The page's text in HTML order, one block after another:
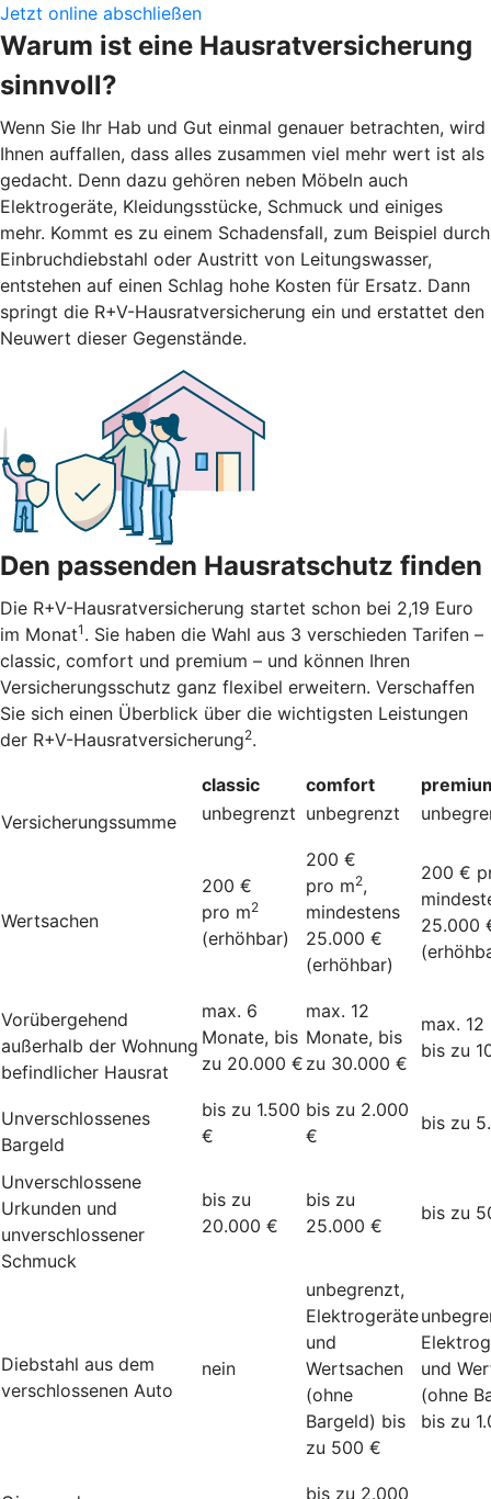
Jetzt online abschließen
Warum ist eine Hausratversicherung
sinnvoll?
Wenn Sie Ihr Hab und Gut einmal genauer betrachten, wird
Ihnen auffallen, dass alles zusammen viel mehr wert ist als
gedacht. Denn dazu gehören neben Möbeln auch
Elektrogeräte, Kleidungsstücke, Schmuck und einiges
mehr. Kommt es zu einem Schadensfall, zum Beispiel durch
Einbruchdiebstahl oder Austritt von Leitungswasser,
entstehen auf einen Schlag hohe Kosten für Ersatz. Dann
springt die R+V-Hausratversicherung ein und erstattet den
Neuwert dieser Gegenstände.
Den passenden Hausratschutz finden
Die R+V-Hausratversicherung startet schon bei 2,19 Euro
im Monat1 . Sie haben die Wahl aus 3 verschieden Tarifen –
classic, comfort und premium – und können Ihren
Versicherungsschutz ganz flexibel erweitern. Verschaffen
Sie sich einen Überblick über die wichtigsten Leistungen
der R+V-Hausratversicherung2.
classic comfort
Versicherungssumme
unbegrenzt unbegrenzt
Wertsachen
200 €
pro m2
(erhöhbar)
200 €
pro m2,
mindestens
25.000 €
(erhöhbar)
200 €
25.000
Vorübergehend
außerhalb der Wohnung
befindlicher Hausrat
max. 6
Monate, bis
zu 20.000 €
max. 12
Monate, bis
zu 30.000 €
max.
bis zu
Unverschlossenes
Bargeld
bis zu 1.500
€
bis zu 2.000
€
bis zu
Unverschlossene
Urkunden und
unverschlossener
Schmuck
bis zu
20.000 €
bis zu
25.000 €
bis zu
Diebstahl aus dem
verschlossenen Auto
nein
unbegrenzt,
Elektrogeräte
und
Wertsachen
(ohne
Bargeld) bis
zu 500 €
und
(ohne
bis zu
bis zu 2.000